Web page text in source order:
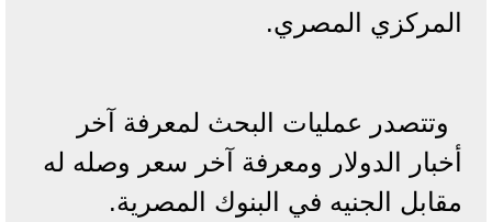
المركزي المصري.
وتتصدر عمليات البحث لمعرفة آخر
أخبار الدولار ومعرفة آخر سعر وصله له
مقابل الجنيه في البنوك المصرية.